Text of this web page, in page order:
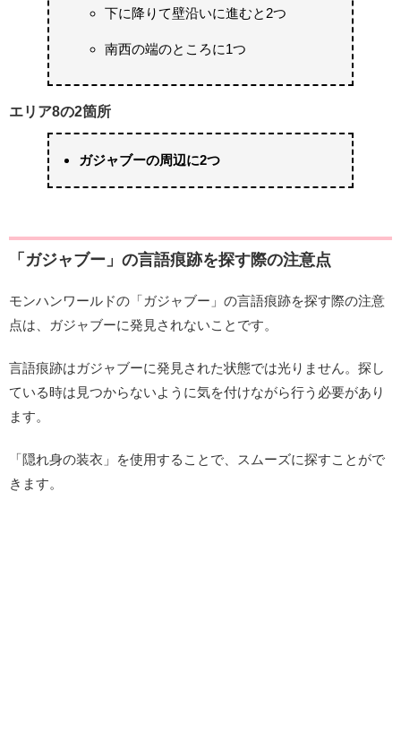
下に降りて壁沿いに進むと2つ
南西の端のところに1つ
エリア8の2箇所
ガジャブーの周辺に2つ
「ガジャブー」の言語痕跡を探す際の注意点
モンハンワールドの「ガジャブー」の言語痕跡を探す際の注意
点は、ガジャブーに発見されないことです。
言語痕跡はガジャブーに発見された状態では光りません。探し
ている時は見つからないように気を付けながら行う必要があり
ます。
「隠れ身の装衣」を使用することで、スムーズに探すことがで
きます。